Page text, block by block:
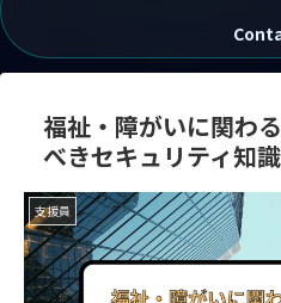
福祉・障がいに関わ
べきセキュリティ知
支援員